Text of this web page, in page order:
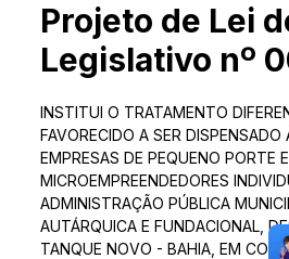
Projeto de Lei
Legislativo nº
INSTITUI O TRATAMENTO
FAVORECIDO A SER DISPENSADO
EMPRESAS DE PEQUENO PORTE E
MICROEMPREENDEDORES
ADMINISTRAÇÃO PÚBLICA
AUTÁRQUICA E FUNDACIONAL,
TANQUE NOVO - BAHIA, EM